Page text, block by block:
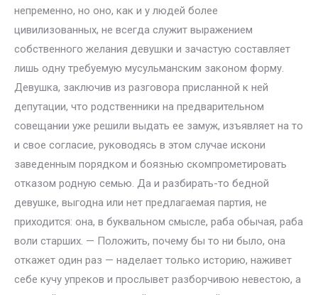
непременно, но оно, как и у людей более
цивилизованных, не всегда служит выражением
собственного желания девушки и зачастую составляет
лишь одну требуемую мусульманским законом форму.
Девушка, заключив из разговора присланной к ней
депутации, что родственники на предварительном
совещании уже решили выдать ее замуж, изъявляет на то
и свое согласие, руководясь в этом случае искони
заведенным порядком и боязнью скомпрометировать
отказом родную семью. Да и разбирать-то бедной
девушке, выгодна или нет предлагаемая партия, не
приходится: она, в буквальном смысле, раба обычая, раба
воли старших. — Положить, почему бы то ни было, она
откажет один раз — наделает только историю, наживет
себе кучу упреков и прослывет разборчивою невестою, а